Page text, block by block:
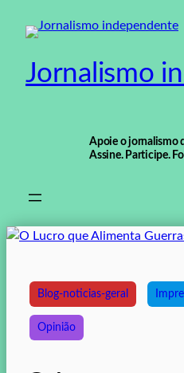
para
conteúdo
Jornalismo
Apoie o jornalismo
Assine. Participe.
Blog-noticias-geral
Opinião